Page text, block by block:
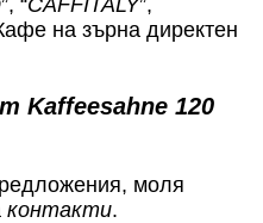
на зърна директен
Kaffeesahne 120
моля
контакти.